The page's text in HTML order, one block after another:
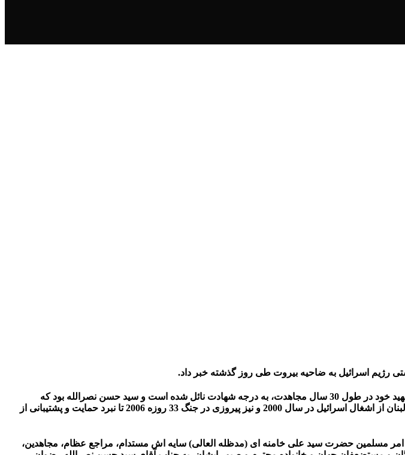
رژیم اسرائیل به ضاحیه بیروت طی روز گذشته خبر داد.
جنبش حزب الله لبنان طی بیانیه ای دقایقی پیش اعلام کرد که سید حسن نصرالله به همراه همرزمان شهید خود در طول 30 سال مجاهدت، به درجه شهادت نائل شده است و سید حسن نصرالله بود که
رزمندگان مقاومت را از پیروزی به پیروزی دیگر رهبری و فرماندهی کرد و پیروزی‌هایی مانند آزادسازی لبنان از اشغال اسرائیل در سال 2000 و نیز پیروزی در جنگ 33 روزه 2006 تا نبرد حمایت و پشتیبانی از
امر مسلمین حضرت سید علی خامنه ای (مدظله العالی) سایه اش مستدام، مراجع عظام، مجاهدین،